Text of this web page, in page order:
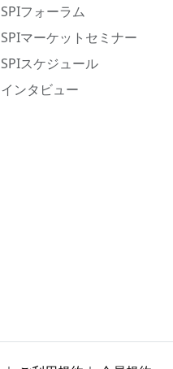
SPIフォーラム
SPIマーケットセミナー
SPIスケジュール
インタビュー